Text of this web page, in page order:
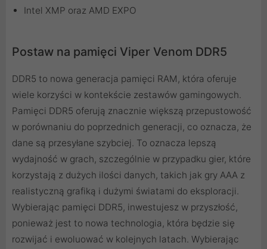
Intel XMP oraz AMD EXPO
Postaw na pamięci Viper Venom DDR5
DDR5 to nowa generacja pamięci RAM, która oferuje
wiele korzyści w kontekście zestawów gamingowych.
Pamięci DDR5 oferują znacznie większą przepustowość
w porównaniu do poprzednich generacji, co oznacza, że
dane są przesyłane szybciej. To oznacza lepszą
wydajność w grach, szczególnie w przypadku gier, które
korzystają z dużych ilości danych, takich jak gry AAA z
realistyczną grafiką i dużymi światami do eksploracji.
Wybierając pamięci DDR5, inwestujesz w przyszłość,
ponieważ jest to nowa technologia, która będzie się
rozwijać i ewoluować w kolejnych latach. Wybierając